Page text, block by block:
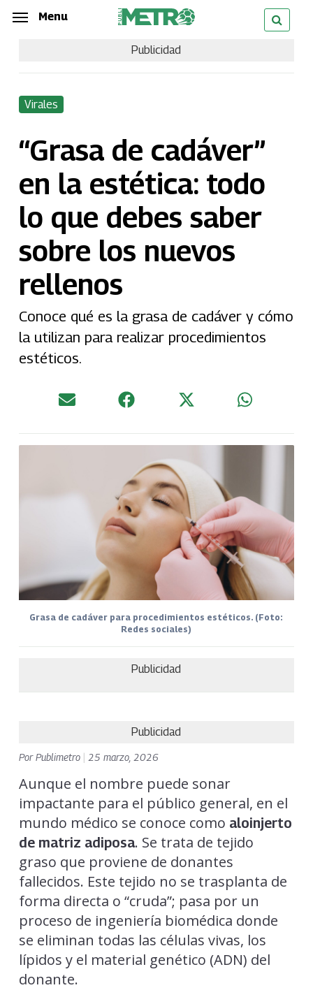
Skip
content
Menu
Publicidad
Virales
“Grasa de cadáver”
en la estética: todo
lo que debes saber
sobre los nuevos
rellenos
Conoce qué es la grasa de cadáver y cómo
la utilizan para realizar procedimientos
estéticos.
Grasa de cadáver para procedimientos estéticos. (Foto:
Redes sociales)
Publicidad
Publicidad
PorPublimetro 25 marzo, 2026
Aunque el nombre puede sonar
impactante para el público general, en el
mundo médico se conoce como aloinjerto
de matriz adiposa. Se trata de tejido
graso que proviene de donantes
fallecidos. Este tejido no se trasplanta de
forma directa o “cruda”; pasa por un
proceso de ingeniería biomédica donde
se eliminan todas las células vivas, los
lípidos y el material genético (ADN) del
donante.
Menu